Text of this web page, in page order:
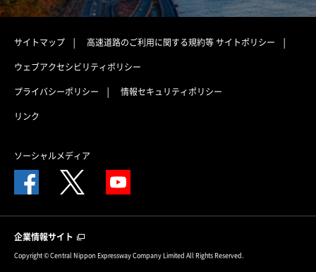
サイトマップ 高速道路のご利用に関する規約等サイトポリシー
ウェブアクセシビリティポリシー
プライバシーポリシー
情報セキュリティポリシー
リンク
ソーシャルメディア
企業情報サイト
Copyright © Central Nippon Expressway Company Limited All Rights Reserved.